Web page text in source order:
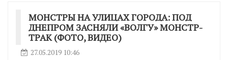
МОНСТРЫ НА УЛИЦАХ ГОРОДА: ПОД
ДНЕПРОМ ЗАСНЯЛИ «ВОЛГУ» МОНСТР-
ТРАК (ФОТО, ВИДЕО)
27.05.2019 10:46